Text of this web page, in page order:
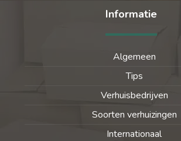
Informatie
Algemeen
Tips
Verhuisbedrijven
Soorten verhuizingen
Internationaal